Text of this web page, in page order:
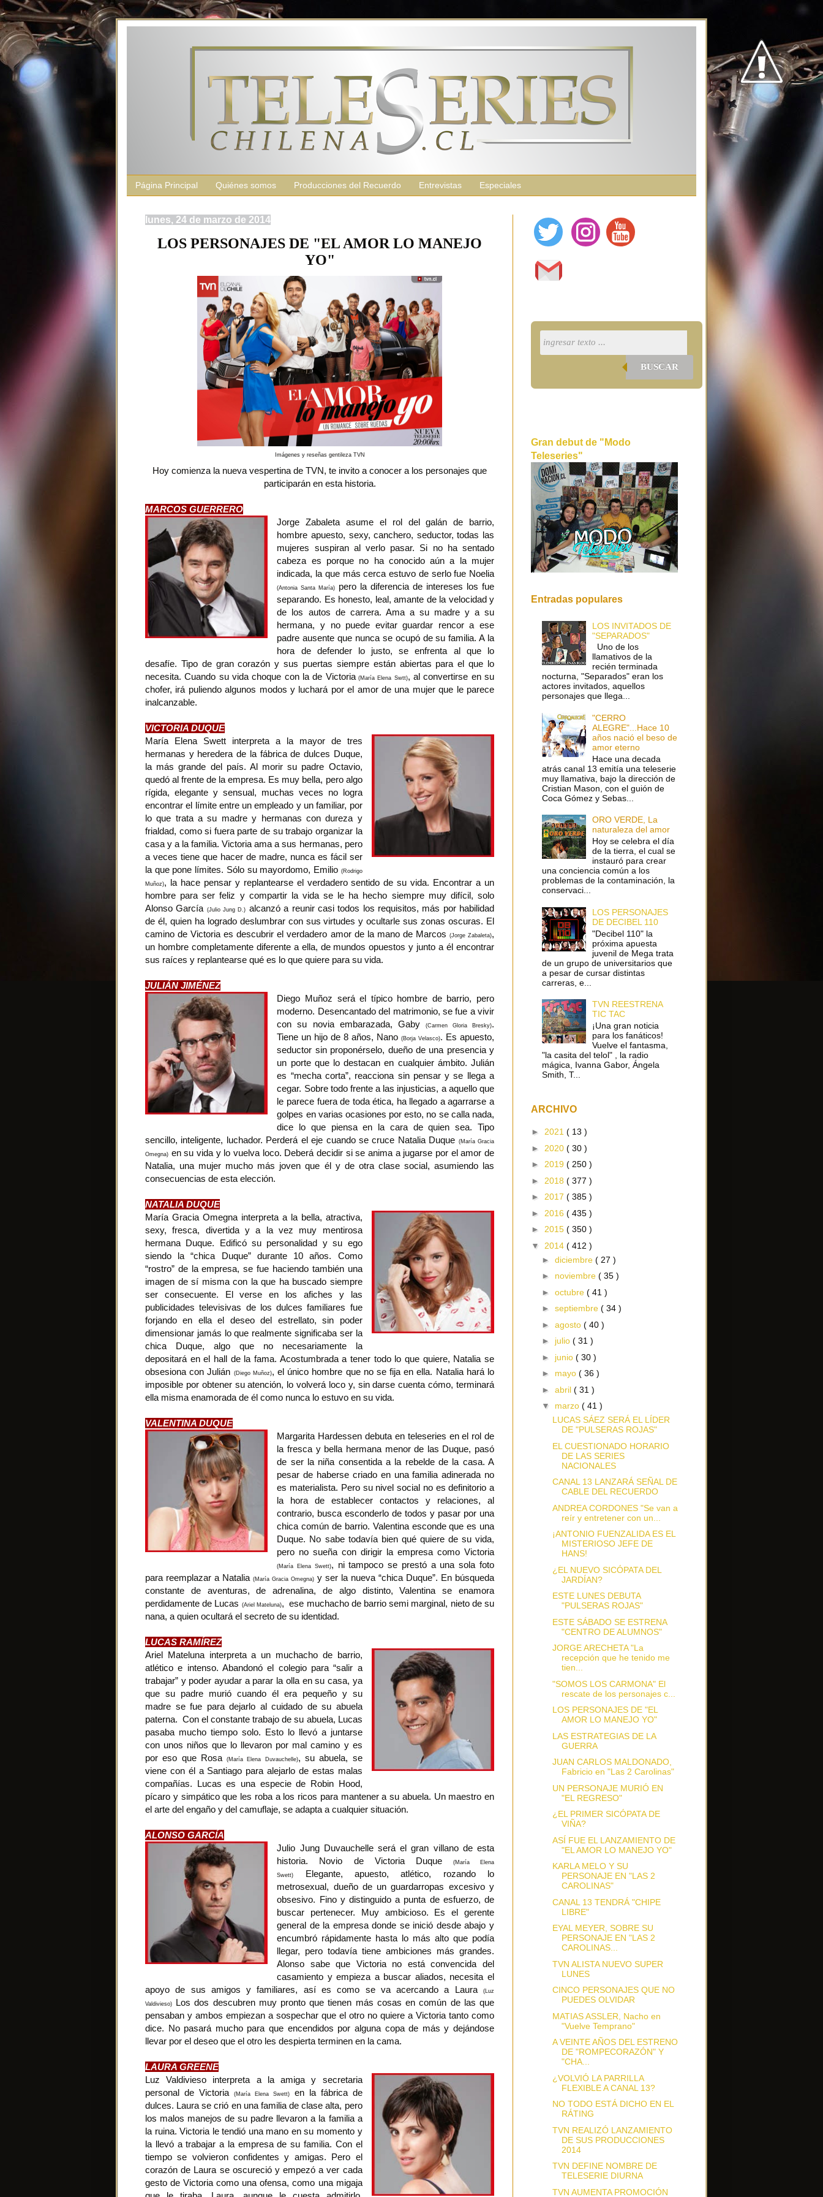
Página Principal Quiénes somos Producciones del Recuerdo Entrevistas Especiales
lunes, 24 de marzo de 2014
LOS PERSONAJES DE "EL AMOR LO MANEJO
YO"
Imágenes y reseñas gentileza TVN
Hoy comienza la nueva vespertina de TVN, te invito a conocer a los personajes que
participarán en esta historia.
MARCOS GUERRERO
Jorge Zabaleta asume el rol del galán de barrio,
hombre apuesto, sexy, canchero, seductor, todas las
mujeres suspiran al verlo pasar. Si no ha sentado
cabeza es porque no ha conocido aún a la mujer
indicada, la que más cerca estuvo de serlo fue Noelia
(Antonia Santa María)
pero la diferencia de intereses los fue
separando. Es honesto, leal, amante de la velocidad y
de los autos de carrera. Ama a su madre y a su
hermana, y no puede evitar guardar rencor a ese
padre ausente que nunca se ocupó de su familia. A la
hora de defender lo justo, se enfrenta al que lo
desafíe. Tipo de gran corazón y sus puertas siempre están abiertas para el que lo
necesita. Cuando su vida choque con la de Victoria(María Elena Swtt), al convertirse en su
chofer, irá puliendo algunos modos y luchará por el amor de una mujer que le parece
inalcanzable.
VICTORIA DUQUE
María Elena Swett interpreta a la mayor de tres
hermanas y heredera de la fábrica de dulces Duque,
la más grande del país. Al morir su padre Octavio,
quedó al frente de la empresa. Es muy bella, pero algo
rígida, elegante y sensual, muchas veces no logra
encontrar el límite entre un empleado y un familiar, por
lo que trata a su madre y hermanas con dureza y
frialdad, como si fuera parte de su trabajo organizar la
casa y a la familia. Victoria ama a sus hermanas, pero
a veces tiene que hacer de madre, nunca es fácil ser
la que pone límites. Sólo su mayordomo, Emilio (Rodrigo
Muñoz), la hace pensar y replantearse el verdadero sentido de su vida. Encontrar a un
hombre para ser feliz y compartir la vida se le ha hecho siempre muy difícil, solo
Alonso García (Julio Jung D.) alcanzó a reunir casi todos los requisitos, más por habilidad
de él, quien ha logrado deslumbrar con sus virtudes y ocultarle sus zonas oscuras. El
camino de Victoria es descubrir el verdadero amor de la mano de Marcos (Jorge Zabaleta),
un hombre completamente diferente a ella, de mundos opuestos y junto a él encontrar
sus raíces y replantearse qué es lo que quiere para su vida.
JULIÁN JIMÉNEZ
Diego Muñoz será el típico hombre de barrio, pero
moderno. Desencantado del matrimonio, se fue a vivir
con su novia embarazada, Gaby
(Carmen Gloria Bresky).
Tiene un hijo de 8 años, Nano(Borja Velasco). Es apuesto,
seductor sin proponérselo, dueño de una presencia y
un porte que lo destacan en cualquier ámbito. Julián
es “mecha corta”, reacciona sin pensar y se llega a
cegar. Sobre todo frente a las injusticias, a aquello que
le parece fuera de toda ética, ha llegado a agarrarse a
golpes en varias ocasiones por esto, no se calla nada,
dice lo que piensa en la cara de quien sea. Tipo
sencillo, inteligente, luchador. Perderá el eje cuando se cruce Natalia Duque (María Gracia
Omegna) en su vida y lo vuelva loco. Deberá decidir si se anima a jugarse por el amor de
Natalia, una mujer mucho más joven que él y de otra clase social, asumiendo las
consecuencias de esta elección.
NATALIA DUQUE
María Gracia Omegna interpreta a la bella, atractiva,
sexy, fresca, divertida y a la vez muy mentirosa
hermana Duque. Edificó su personalidad y su ego
siendo la “chica Duque” durante 10 años. Como
“rostro” de la empresa, se fue haciendo también una
imagen de sí misma con la que ha buscado siempre
ser consecuente. El verse en los afiches y las
publicidades televisivas de los dulces familiares fue
forjando en ella el deseo del estrellato, sin poder
dimensionar jamás lo que realmente significaba ser la
chica Duque, algo que no necesariamente la
depositará en el hall de la fama. Acostumbrada a tener todo lo que quiere, Natalia se
obsesiona con Julián (Diego Muñoz), el único hombre que no se fija en ella. Natalia hará lo
imposible por obtener su atención, lo volverá loco y, sin darse cuenta cómo, terminará
ella misma enamorada de él como nunca lo estuvo en su vida.
VALENTINA DUQUE
Margarita Hardessen debuta en teleseries en el rol de
la fresca y bella hermana menor de las Duque, pasó
de ser la niña consentida a la rebelde de la casa. A
pesar de haberse criado en una familia adinerada no
es materialista. Pero su nivel social no es definitorio a
la hora de establecer contactos y relaciones, al
contrario, busca esconderlo de todos y pasar por una
chica común de barrio. Valentina esconde que es una
Duque. No sabe todavía bien qué quiere de su vida,
pero no sueña con dirigir la empresa como Victoria
(María Elena Swett), ni tampoco se prestó a una sola foto
para reemplazar a Natalia (María Gracia Omegna) y ser la nueva “chica Duque”. En búsqueda
constante de aventuras, de adrenalina, de algo distinto, Valentina se enamora
perdidamente de Lucas (Ariel Mateluna), ese muchacho de barrio semi marginal, nieto de su
nana, a quien ocultará el secreto de su identidad.
LUCAS RAMÍREZ
Ariel Mateluna interpreta a un muchacho de barrio,
atlético e intenso. Abandonó el colegio para “salir a
trabajar” y poder ayudar a parar la olla en su casa, ya
que su padre murió cuando él era pequeño y su
madre se fue para dejarlo al cuidado de su abuela
paterna. Con el constante trabajo de su abuela, Lucas
pasaba mucho tiempo solo. Esto lo llevó a juntarse
con unos niños que lo llevaron por mal camino y es
por eso que Rosa(María Elena Duvauchelle), su abuela, se
viene con él a Santiago para alejarlo de estas malas
compañías. Lucas es una especie de Robin Hood,
pícaro y simpático que les roba a los ricos para mantener a su abuela. Un maestro en
el arte del engaño y del camuflaje, se adapta a cualquier situación.
ALONSO GARCÍA
Julio Jung Duvauchelle será el gran villano de esta
historia. Novio de Victoria Duque
(María Elena
Swett)
Elegante, apuesto, atlético, rozando lo
metrosexual, dueño de un guardarropas excesivo y
obsesivo. Fino y distinguido a punta de esfuerzo, de
buscar pertenecer. Muy ambicioso. Es el gerente
general de la empresa donde se inició desde abajo y
encumbró rápidamente hasta lo más alto que podía
llegar, pero todavía tiene ambiciones más grandes.
Alonso sabe que Victoria no está convencida del
casamiento y empieza a buscar aliados, necesita el
apoyo de sus amigos y familiares, así es como se va acercando a Laura
(Luz
Valdivieso)
Los dos descubren muy pronto que tienen más cosas en común de las que
pensaban y ambos empiezan a sospechar que el otro no quiere a Victoria tanto como
dice. No pasará mucho para que encendidos por alguna copa de más y dejándose
llevar por el deseo que el otro les despierta terminen en la cama.
LAURA GREENE
Luz Valdivieso interpreta a la amiga y secretaria
personal de Victoria
(María Elena Swett)en la fábrica de
dulces. Laura se crió en una familia de clase alta, pero
los malos manejos de su padre llevaron a la familia a
la ruina. Victoria le tendió una mano en su momento y
la llevó a trabajar a la empresa de su familia. Con el
tiempo se volvieron confidentes y amigas. Pero el
corazón de Laura se oscureció y empezó a ver cada
gesto de Victoria como una ofensa, como una migaja
BUSCAR
Gran debut de "Modo
Teleseries"
Entradas populares
LOS INVITADOS DE
"SEPARADOS"
Uno de los
llamativos de la
recién terminada
nocturna, "Separados" eran los
actores invitados, aquellos
personajes que llega...
"CERRO
ALEGRE"...Hace 10
años nació el beso de
amor eterno
Hace una decada
atrás canal 13 emitía una teleserie
muy llamativa, bajo la dirección de
Cristian Mason, con el guión de
Coca Gómez y Sebas...
ORO VERDE, La
naturaleza del amor
Hoy se celebra el día
de la tierra, el cual se
instauró para crear
una conciencia común a los
problemas de la contaminación, la
conservaci...
LOS PERSONAJES
DE DECIBEL 110
"Decibel 110" la
próxima apuesta
juvenil de Mega trata
de un grupo de universitarios que
a pesar de cursar distintas
carreras, e...
TVN REESTRENA
TIC TAC
¡Una gran noticia
para los fanáticos!
Vuelve el fantasma,
"la casita del telol" , la radio
mágica, Ivanna Gabor, Ángela
Smith, T...
ARCHIVO
► 2021 ( 13 )
► 2020 ( 30 )
► 2019 ( 250 )
► 2018 ( 377 )
► 2017 ( 385 )
► 2016 ( 435 )
► 2015 ( 350 )
▼ 2014 ( 412 )
► diciembre ( 27 )
► noviembre ( 35 )
► octubre ( 41 )
► septiembre ( 34 )
► agosto ( 40 )
► julio ( 31 )
► junio ( 30 )
► mayo ( 36 )
► abril ( 31 )
▼ marzo ( 41 )
LUCAS SÁEZ SERÁ EL LÍDER
DE "PULSERAS ROJAS"
EL CUESTIONADO HORARIO
DE LAS SERIES
NACIONALES
CANAL 13 LANZARÁ SEÑAL DE
CABLE DEL RECUERDO
ANDREA CORDONES "Se van a
reír y entretener con un...
¡ANTONIO FUENZALIDA ES EL
MISTERIOSO JEFE DE
HANS!
¿EL NUEVO SICÓPATA DEL
JARDÍAN?
ESTE LUNES DEBUTA
"PULSERAS ROJAS"
ESTE SÁBADO SE ESTRENA
"CENTRO DE ALUMNOS"
JORGE ARECHETA "La
recepción que he tenido me
tien...
"SOMOS LOS CARMONA" El
rescate de los personajes c...
LOS PERSONAJES DE "EL
AMOR LO MANEJO YO"
LAS ESTRATEGIAS DE LA
GUERRA
JUAN CARLOS MALDONADO,
Fabricio en "Las 2 Carolinas"
UN PERSONAJE MURIÓ EN
"EL REGRESO"
¿EL PRIMER SICÓPATA DE
VIÑA?
ASÍ FUE EL LANZAMIENTO DE
"EL AMOR LO MANEJO YO"
KARLA MELO Y SU
PERSONAJE EN "LAS 2
CAROLINAS"
CANAL 13 TENDRÁ "CHIPE
LIBRE"
EYAL MEYER, SOBRE SU
PERSONAJE EN "LAS 2
CAROLINAS...
TVN ALISTA NUEVO SUPER
LUNES
CINCO PERSONAJES QUE NO
PUEDES OLVIDAR
MATIAS ASSLER, Nacho en
"Vuelve Temprano"
A VEINTE AÑOS DEL ESTRENO
DE "ROMPECORAZÓN" Y
"CHA...
¿VOLVIÓ LA PARRILLA
FLEXIBLE A CANAL 13?
NO TODO ESTÁ DICHO EN EL
RÁTING
TVN REALIZÓ LANZAMIENTO
DE SUS PRODUCCIONES
2014
TVN DEFINE NOMBRE DE
TELESERIE DIURNA
TVN AUMENTA PROMOCIÓN